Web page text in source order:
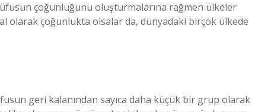
çoğunluğunu oluşturmalarına rağmen ülkeler
olarak çoğunlukta olsalar da, dünyadaki birçok ülkede
geri kalanından sayıca daha küçük bir grup olarak